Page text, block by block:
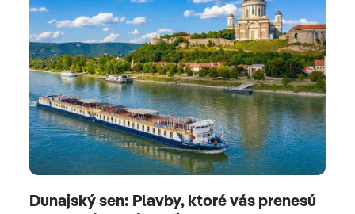
Dunajský sen: Plavby, ktoré vás prenesú